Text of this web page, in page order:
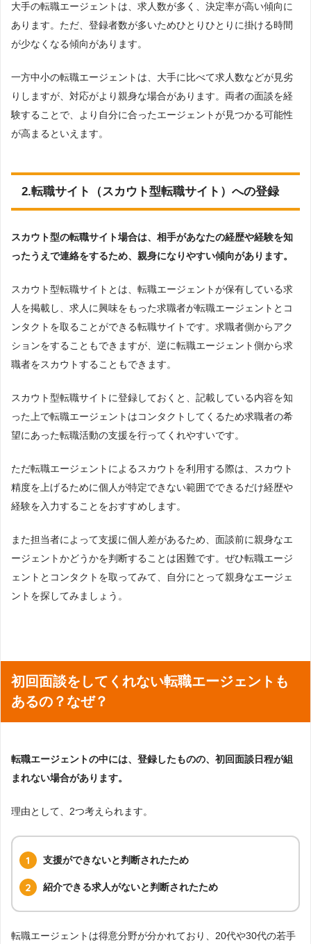
大手の転職エージェントは、求人数が多く、決定率が高い傾向に
あります。ただ、登録者数が多いためひとりひとりに掛ける時間
が少なくなる傾向があります。
一方中小の転職エージェントは、大手に比べて求人数などが見劣
りしますが、対応がより親身な場合があります。両者の面談を経
験することで、より自分に合ったエージェントが見つかる可能性
が高まるといえます。
2.転職サイト（スカウト型転職サイト）への登録
スカウト型の転職サイト場合は、相手があなたの経歴や経験を知
ったうえで連絡をするため、親身になりやすい傾向があります。
スカウト型転職サイトとは、転職エージェントが保有している求
人を掲載し、求人に興味をもった求職者が転職エージェントとコ
ンタクトを取ることができる転職サイトです。求職者側からアク
ションをすることもできますが、逆に転職エージェント側から求
職者をスカウトすることもできます。
スカウト型転職サイトに登録しておくと、記載している内容を知
った上で転職エージェントはコンタクトしてくるため求職者の希
望にあった転職活動の支援を行ってくれやすいです。
ただ転職エージェントによるスカウトを利用する際は、スカウト
精度を上げるために個人が特定できない範囲でできるだけ経歴や
経験を入力することをおすすめします。
また担当者によって支援に個人差があるため、面談前に親身なエ
ージェントかどうかを判断することは困難です。ぜひ転職エージ
ェントとコンタクトを取ってみて、自分にとって親身なエージェ
ントを探してみましょう。
初回面談をしてくれない転職エージェントも
あるの？なぜ？
転職エージェントの中には、登録したものの、初回面談日程が組
まれない場合があります。
理由として、2つ考えられます。
支援ができないと判断されたため
紹介できる求人がないと判断されたため
転職エージェントは得意分野が分かれており、20代や30代の若手